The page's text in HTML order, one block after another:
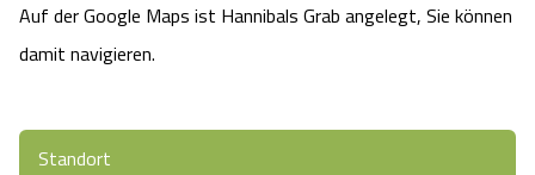
Auf der Google Maps ist Hannibals Grab angelegt, Sie können
damit navigieren.
Standort